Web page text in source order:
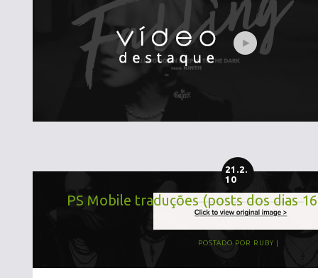
21.2.
10
PS Mobile traduções (posts dos dias
POSTADO POR RUBY